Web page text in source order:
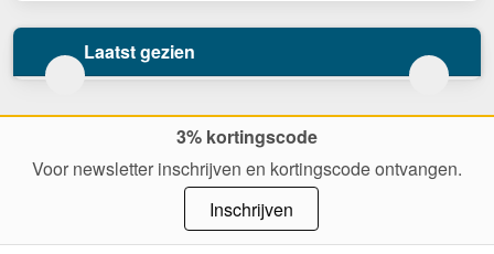
Laatst gezien
3% kortingscode
Voor newsletter inschrijven en kortingscode ontvangen.
Inschrijven